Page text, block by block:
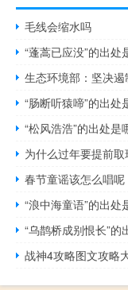
毛线会缩水吗
“蓬蒿已应没”的出处
生态环境部：坚决遏
“肠断听猿啼”的出处
“松风浩浩”的出处是
为什么过年要提前取
春节童谣该怎么唱呢
“浪中海童语”的出处
“乌鹊桥成别恨长”的
战神4攻略图文攻略